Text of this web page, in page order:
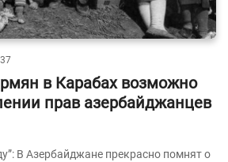
в Карабах возможно
прав азербайджанцев
В Азербайджане прекрасно помнят о